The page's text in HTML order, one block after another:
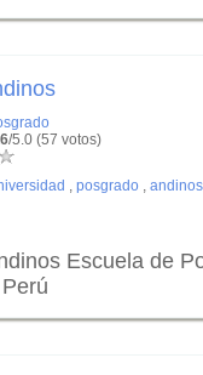
/5.0 (57 votos)
, posgrado , andinos
Escuela de